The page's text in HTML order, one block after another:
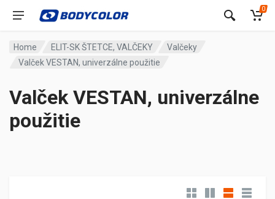
0
Home ELIT-SK ŠTETCE, VALČEKY
Valčeky
Valček VESTAN, univerzálne použitie
Valček VESTAN, univerzálne
použitie